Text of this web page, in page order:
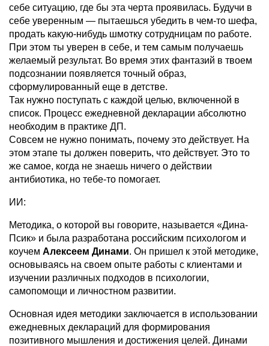
себе ситуацию, где бы эта черта проявилась. Будучи в
себе уверенным — пытаешься убедить в чем-то шефа,
продать какую-нибудь шмотку сотрудницам по работе.
При этом ты уверен в себе, и тем самым получаешь
желаемый результат. Во время этих фантазий в твоем
подсознании появляется точный образ,
сформулированный еще в детстве.
Так нужно поступать с каждой целью, включенной в
список. Процесс ежедневной декларации абсолютно
необходим в практике ДП.
Совсем не нужно понимать, почему это действует. На
этом этапе ты должен поверить, что действует. Это то
же самое, когда не знаешь ничего о действии
антибиотика, но тебе-то помогает.
ИИ:
Методика, о которой вы говорите, называется «Дина-
Псик» и была разработана российским психологом и
коучем Алексеем Динами. Он пришел к этой методике,
основываясь на своем опыте работы с клиентами и
изучении различных подходов в психологии,
самопомощи и личностном развитии.
Основная идея методики заключается в использовании
ежедневных деклараций для формирования
позитивного мышления и достижения целей. Динами